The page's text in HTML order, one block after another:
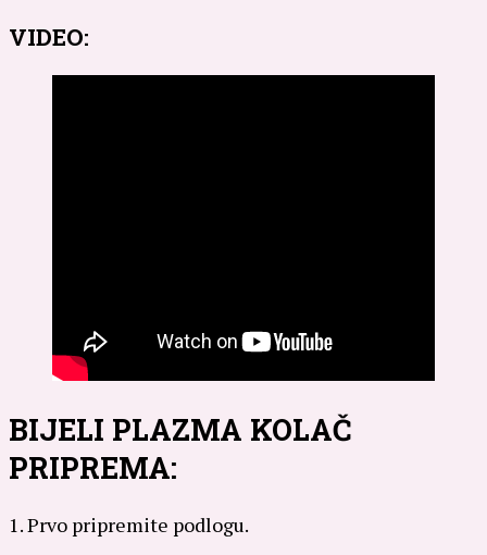
VIDEO:
BIJELI PLAZMA KOLAČ
PRIPREMA:
1. Prvo pripremite podlogu.